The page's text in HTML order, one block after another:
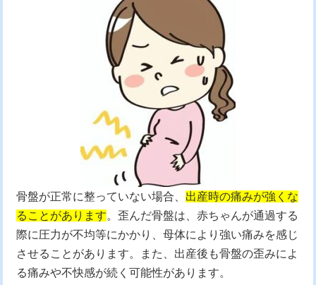
骨盤が正常に整っていない場合、 出産時の痛みが強くな
ることがあります。歪んだ骨盤は、赤ちゃんが通過する
際に圧力が不均等にかかり、母体により強い痛みを感じ
させることがあります。また、出産後も骨盤の歪みによ
る痛みや不快感が続く可能性があります。